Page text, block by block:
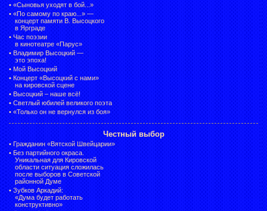
• «Сыновья уходят в бой...»
• «По самому по краю...» —
концерт памяти В. Высоцкого
в Ярграде
• Час поэзии
в кинотеатре «Парус»
• Владимир Высоцкий —
это эпоха!
• Мой Высоцкий
• Концерт «Высоцкий с нами»
на кировской сцене
• Высоцкий – наше всё!
• Светлый юбилей великого поэта
• «Только он не вернулся из боя»
Честный выбор
• Гражданин «Вятской Швейцарии»
• Без партийного окраса.
Уникальная для Кировской
области ситуация сложилась
после выборов в Советской
районной Думе
• Зубков Аркадий:
«Дума будет работать
конструктивно»